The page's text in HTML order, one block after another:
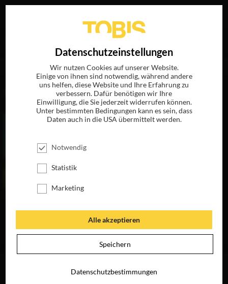
„Jason Schwartzman“
MOONRISE
JETZT AUF BLU-
SPUN
JETZT AUF DVD &
DIGITAL
Datenschutzeinstellungen
Wir nutzen Cookies auf unserer Website.
Einige von ihnen sind notwendig, während andere
uns helfen, diese Website und Ihre Erfahrung zu
verbessern. Dafür benötigen wir Ihre
Einwilligung, die Sie jederzeit widerrufen können.
Unter bestimmten Bedingungen kann es sein, dass
Daten auch in die USA übermittelt werden.
Notwendig
Statistik
Marketing
Alle akzeptieren
Speichern
Datenschutzbestimmungen